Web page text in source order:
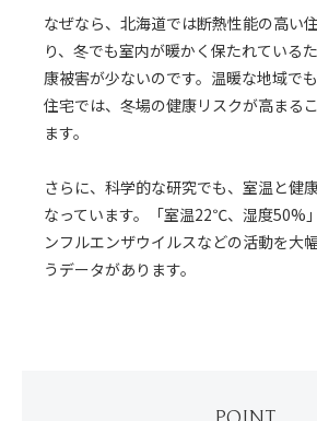
なぜなら、北海道では断熱性能の高い
り、冬でも室内が暖かく保たれている
康被害が少ないのです。温暖な地域で
住宅では、冬場の健康リスクが高まる
ます。
さらに、科学的な研究でも、室温と健
なっています。「室温22℃、湿度50%
ンフルエンザウイルスなどの活動を大
うデータがあります。